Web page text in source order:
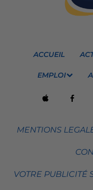
ACCUEIL
EMPLOI
MENTIONS
VOTRE PUBLICITÉ